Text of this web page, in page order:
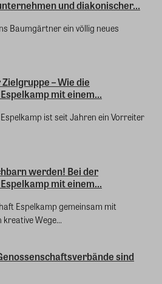
und diakonischer...
Baumgärtner ein völlig neues
– Wie die
mit einem...
ist seit Jahren ein Vorreiter
werden! Bei der
mit einem...
Espelkamp gemeinsam mit
Wege...
sind